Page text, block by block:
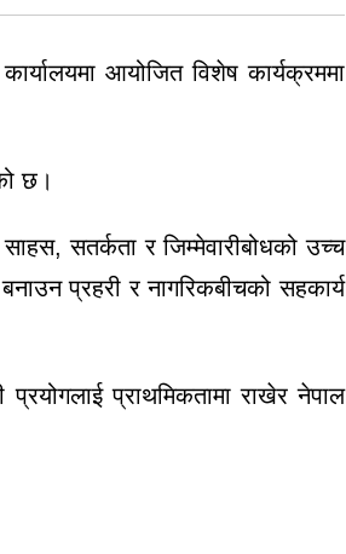
आयोजित विशेष कार्यक्रममा
छ।
सतर्कता र जिम्मेवारीबोधको उच्च
प्रहरी र नागरिकबीचको सहकार्य
प्राथमिकतामा राखेर नेपाल